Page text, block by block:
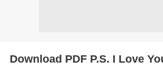
Download PDF P.S. I Love